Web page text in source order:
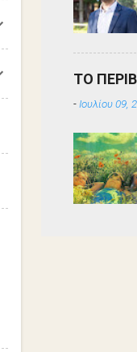
ΤΟ
- Ιουλίου 09,